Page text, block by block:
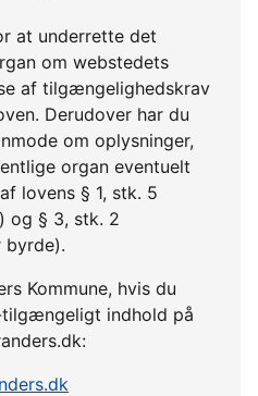
at underrette det
om webstedets
af tilgængelighedskrav
Derudover har du
om oplysninger,
organ eventuelt
lovens § 1, stk. 5
og § 3, stk. 2
Kommune, hvis du
indhold på